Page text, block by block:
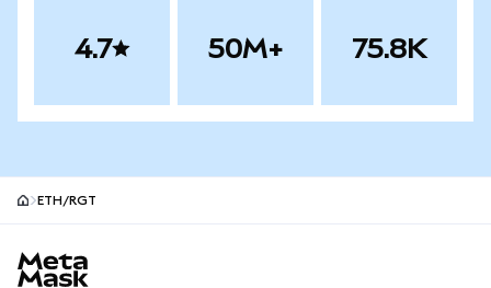
4.7 50M+ 75.8K
ETH/RGT